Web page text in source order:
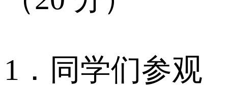
1．同学们参观